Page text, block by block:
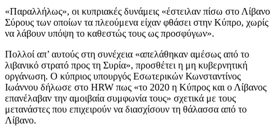
«Παραλλήλως», οι κυπριακές δυνάμεις «έστειλαν πίσω στο Λίβανο
Σύρους των οποίων τα πλεούμενα είχαν φθάσει στην Κύπρο, χωρίς
να λάβουν υπόψη το καθεστώς τους ως προσφύγων».
Πολλοί απ’ αυτούς στη συνέχεια «απελάθηκαν αμέσως από το
λιβανικό στρατό προς τη Συρία», προσθέτει η μη κυβερνητική
οργάνωση. Ο κύπριος υπουργός Εσωτερικών Κωνσταντίνος
Ιωάννου δήλωσε στο HRW πως «το 2020 η Κύπρος και ο Λίβανος
επανέλαβαν την αμοιβαία συμφωνία τους» σχετικά με τους
μετανάστες που επιχειρούν να διασχίσουν τη θάλασσα από το
Λίβανο.